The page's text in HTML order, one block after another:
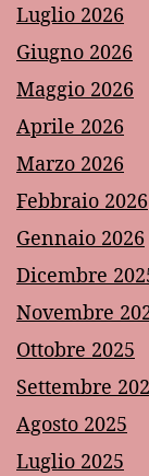
Luglio 2026
Giugno 2026
Maggio 2026
Aprile 2026
Marzo 2026
Febbraio 2026
Gennaio 2026
Dicembre
Novembre
Ottobre 2025
Settembre
Agosto 2025
Luglio 2025